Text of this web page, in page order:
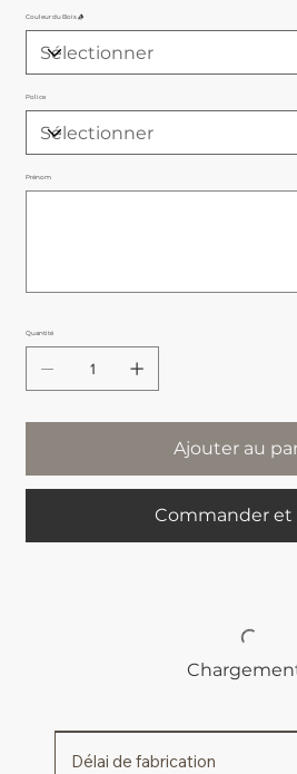
Couleur du Bois 🪵
Police
Prénom
Quantité
Ajouter au
Commander et
Délai de fabrication